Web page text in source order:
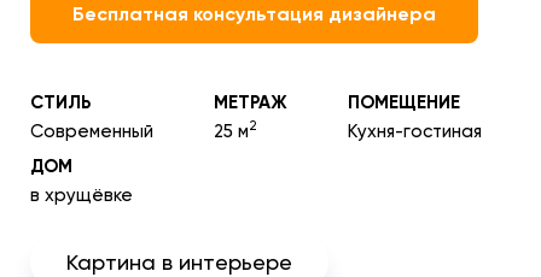
Бесплатная консультация дизайнера
СТИЛЬ
Современный
МЕТРАЖ
25 м2
ПОМЕЩЕНИЕ
Кухня-гостиная
ДОМ
в хрущёвке
Картина в интерьере